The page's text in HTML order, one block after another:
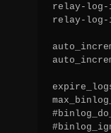
relay-
relay-log-